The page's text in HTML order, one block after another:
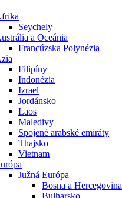
Seychely
a Oceánia
Francúzska Polynézia
Filipíny
Indonézia
Izrael
Jordánsko
Laos
Maledivy
Spojené arabské emiráty
Thajsko
Vietnam
Južná Európa
Bosna a Hercegovina
Bulharsko